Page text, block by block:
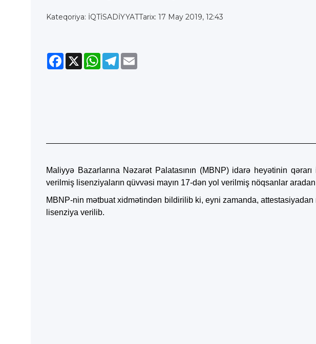
Kateqoriya: İQTİSADİYYATTarix: 17 May 2019, 12:43
Facebook
X WhatsApp
Telegram
Maliyyə Bazarlarına Nəzarət Palatasının (MBNP) idarə heyətinin
verilmiş lisenziyaların qüvvəsi mayın 17-dən yol verilmiş nöqsanlar aradan
MBNP-nin mətbuat xidmətindən bildirilib ki, eyni zamanda,
lisenziya verilib.